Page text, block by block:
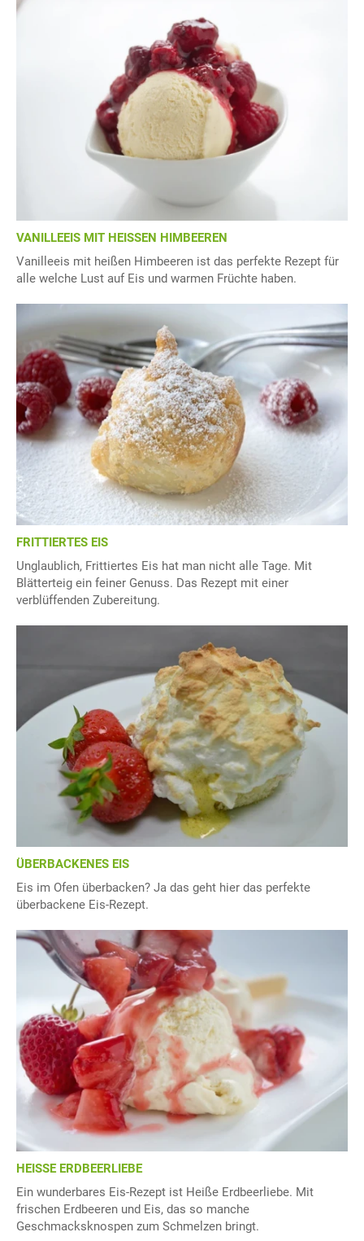
VANILLEEIS MIT HEISSEN HIMBEEREN
Vanilleeis mit heißen Himbeeren ist das perfekte Rezept für
alle welche Lust auf Eis und warmen Früchte haben.
FRITTIERTES EIS
Unglaublich, Frittiertes Eis hat man nicht alle Tage. Mit
Blätterteig ein feiner Genuss. Das Rezept mit einer
verblüffenden Zubereitung.
ÜBERBACKENES EIS
Eis im Ofen überbacken? Ja das geht hier das perfekte
überbackene Eis-Rezept.
HEISSE ERDBEERLIEBE
Ein wunderbares Eis-Rezept ist Heiße Erdbeerliebe. Mit
frischen Erdbeeren und Eis, das so manche
Geschmacksknospen zum Schmelzen bringt.